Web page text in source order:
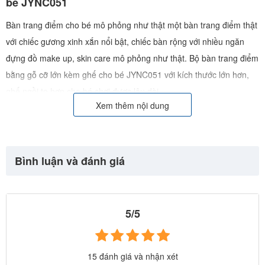
Bàn trang điểm cho bé mô phỏng như thật một bàn trang điểm thật
với chiếc gương xinh xắn nổi bật, chiếc bàn rộng với nhiều ngăn
đựng đồ make up, skin care mô phỏng như thật. Bộ bàn trang điểm
bằng gỗ cỡ lớn kèm ghế cho bé JYNC051 với kích thước lớn hơn,
ghế ngồi to hơn cho bé chơi được lâu dài
Xem thêm nội dung
Bình luận và đánh giá
5/5
15 đánh giá và nhận xét